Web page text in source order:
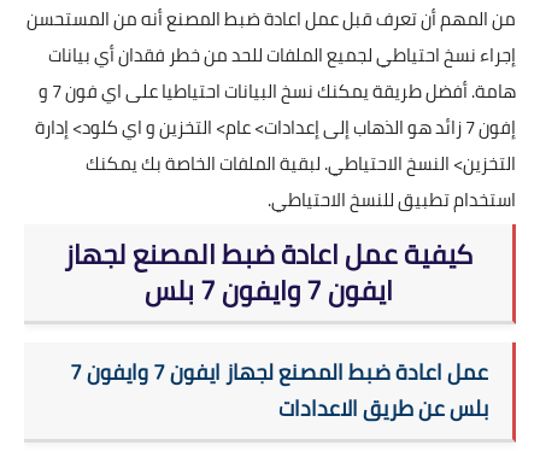
من المهم أن تعرف قبل عمل اعادة ضبط المصنع أنه من المستحسن
إجراء نسخ احتياطي لجميع الملفات للحد من خطر فقدان أي بيانات
هامة. أفضل طريقة يمكنك نسخ البيانات احتياطيا على اي فون 7 و
إفون 7 زائد هو الذهاب إلى إعدادات> عام> التخزين و اي كلود> إدارة
التخزين> النسخ الاحتياطي. لبقية الملفات الخاصة بك يمكنك
استخدام تطبيق للنسخ الاحتياطي.
كيفية عمل اعادة ضبط المصنع لجهاز
ايفون 7 وايفون 7 بلس
عمل اعادة ضبط المصنع لجهاز ايفون 7 وايفون 7
بلس عن طريق الاعدادات